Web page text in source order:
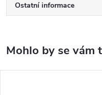
Ostatní informace